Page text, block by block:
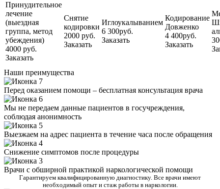
Принудительное
лечение
(выездная
группа, метод
убеждения)
4000 руб.
Заказать
Снятие
кодировки
2000 руб.
Заказать
Иглоукалыванием
6 300руб.
Заказать
Кодирование
Довженко
4 400руб.
Заказать
Наши преимущества
Перед оказанием помощи – бесплатная консультация врача
Мы не передаем данные пациентов в госучреждения,
соблюдая анонимность
Выезжаем на адрес пациента в течение часа после обращения
Снижение симптомов после процедуры
Врачи с обширной практикой наркологической помощи
Гарантируем квалифицированную диагностику. Все врачи имеют
необходимый опыт и стаж работы в наркологии.